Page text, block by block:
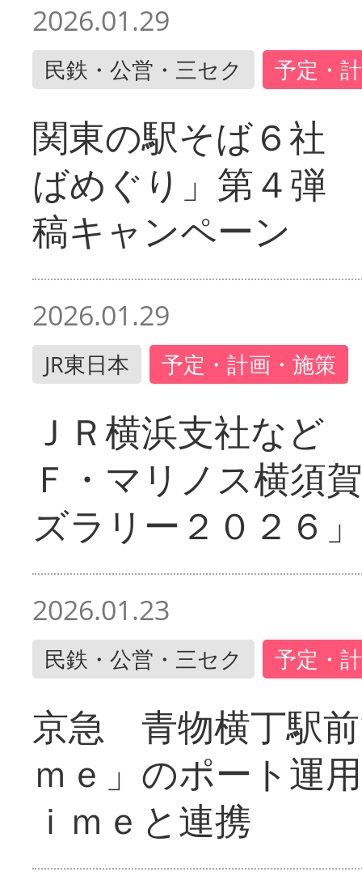
2026.01.29
民鉄・公営・三セク 予定・
関東の駅そば６社
ばめぐり」第４弾
稿キャンペーン
2026.01.29
JR東日本 予定・計画・施策
ＪＲ横浜支社など
Ｆ・マリノス横須
ズラリー２０２６」
2026.01.23
民鉄・公営・三セク 予定・
京急 青物横丁駅
ｍｅ」のポート運
ｉｍｅと連携